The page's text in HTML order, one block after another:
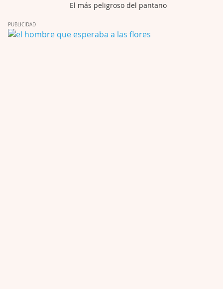
Por: JORDI CRUYFF
Buenas tardes, Hay muchas y algunas muy …
El más peligroso del pantano
PUBLICIDAD